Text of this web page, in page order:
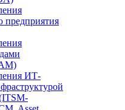
предприятия
ИТ-